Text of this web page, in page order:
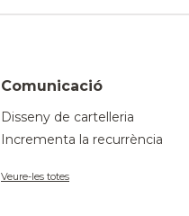
Comunicació
Disseny de cartelleria
Incrementa la recurrència
Veure-les totes